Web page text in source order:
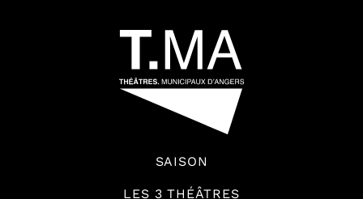
SAISON
LES 3 THÉÂTRES